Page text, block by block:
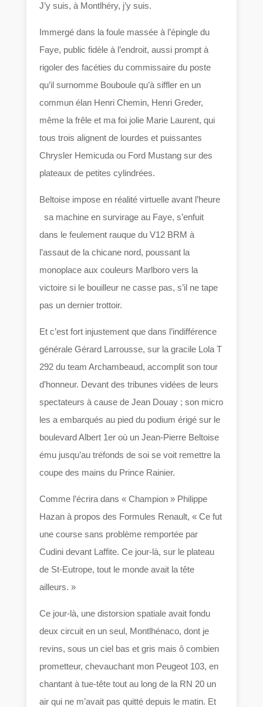
J’y suis, à Montlhéry, j’y suis.
Immergé dans la foule massée à l’épingle du
Faye, public fidèle à l’endroit, aussi prompt à
rigoler des facéties du commissaire du poste
qu’il surnomme Bouboule qu’à siffler en un
commun élan Henri Chemin, Henri Greder,
même la frêle et ma foi jolie Marie Laurent, qui
tous trois alignent de lourdes et puissantes
Chrysler Hemicuda ou Ford Mustang sur des
plateaux de petites cylindrées.
Beltoise impose en réalité virtuelle avant l’heure
sa machine en survirage au Faye, s’enfuit
dans le feulement rauque du V12 BRM à
l’assaut de la chicane nord, poussant la
monoplace aux couleurs Marlboro vers la
victoire si le bouilleur ne casse pas, s’il ne tape
pas un dernier trottoir.
Et c’est fort injustement que dans l’indifférence
générale Gérard Larrousse, sur la gracile Lola T
292 du team Archambeaud, accomplit son tour
d’honneur. Devant des tribunes vidées de leurs
spectateurs à cause de Jean Douay ; son micro
les a embarqués au pied du podium érigé sur le
boulevard Albert 1er où un Jean-Pierre Beltoise
ému jusqu’au tréfonds de soi se voit remettre la
coupe des mains du Prince Rainier.
Comme l’écrira dans « Champion » Philippe
Hazan à propos des Formules Renault, « Ce fut
une course sans problème remportée par
Cudini devant Laffite. Ce jour-là, sur le plateau
de St-Eutrope, tout le monde avait la tête
ailleurs. »
Ce jour-là, une distorsion spatiale avait fondu
deux circuit en un seul, Montlhénaco, dont je
revins, sous un ciel bas et gris mais ô combien
prometteur, chevauchant mon Peugeot 103, en
chantant à tue-tête tout au long de la RN 20 un
air qui ne m’avait pas quitté depuis le matin. Et